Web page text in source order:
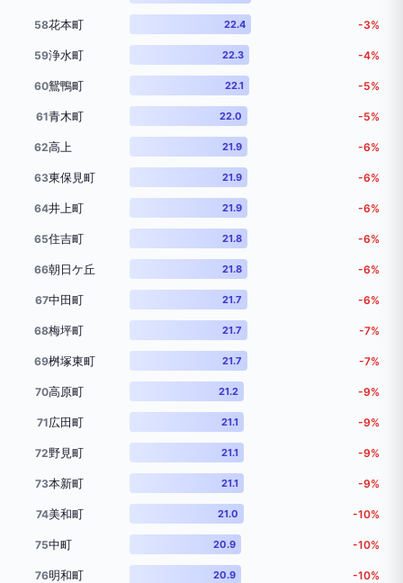
58花本町 22.4 -3%
59浄水町 22.3 -4%
60鴛鴨町 22.1 -5%
61青木町 22.0 -5%
62高上 21.9 -6%
63東保見町 21.9 -6%
64井上町 21.9 -6%
65住吉町 21.8 -6%
66朝日ケ丘 21.8 -6%
67中田町 21.7 -6%
68梅坪町 21.7 -7%
69桝塚東町 21.7 -7%
70高原町 21.2 -9%
71広田町 21.1 -9%
72野見町 21.1 -9%
73本新町 21.1 -9%
74美和町 21.0 -10%
75中町 20.9 -10%
76明和町 20.9 -10%